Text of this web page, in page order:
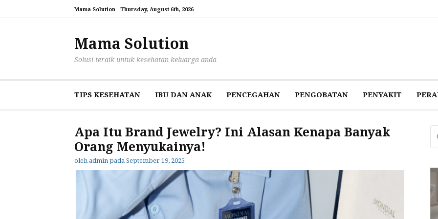
Mama Solution - Thursday, August 6th, 2026
Mama Solution
Solusi teraik untuk kesehatan keluarga anda
TIPS KESEHATAN IBU DAN ANAK PENCEGAHAN‎ PENGOBATAN‎ PENYAKIT‎
Apa Itu Brand Jewelry? Ini Alasan Kenapa Banyak
Orang Menyukainya!
oleh admin pada September 19, 2025